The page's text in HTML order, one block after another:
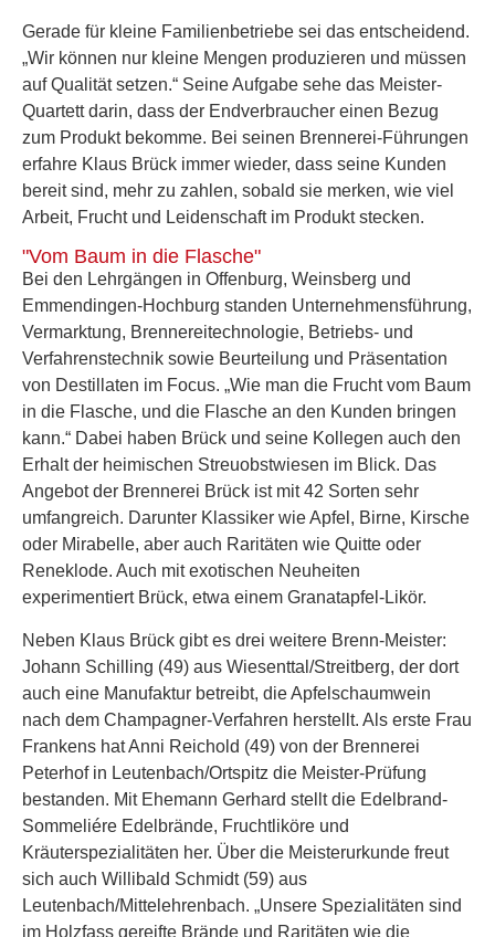
Gerade für kleine Familienbetriebe sei das entscheidend.
„Wir können nur kleine Mengen produzieren und müssen
auf Qualität setzen.“ Seine Aufgabe sehe das Meister-
Quartett darin, dass der Endverbraucher einen Bezug
zum Produkt bekomme. Bei seinen Brennerei-Führungen
erfahre Klaus Brück immer wieder, dass seine Kunden
bereit sind, mehr zu zahlen, sobald sie merken, wie viel
Arbeit, Frucht und Leidenschaft im Produkt stecken.
"Vom Baum in die Flasche"
Bei den Lehrgängen in Offenburg, Weinsberg und
Emmendingen-Hochburg standen Unternehmensführung,
Vermarktung, Brennereitechnologie, Betriebs- und
Verfahrenstechnik sowie Beurteilung und Präsentation
von Destillaten im Focus. „Wie man die Frucht vom Baum
in die Flasche, und die Flasche an den Kunden bringen
kann.“ Dabei haben Brück und seine Kollegen auch den
Erhalt der heimischen Streuobstwiesen im Blick. Das
Angebot der Brennerei Brück ist mit 42 Sorten sehr
umfangreich. Darunter Klassiker wie Apfel, Birne, Kirsche
oder Mirabelle, aber auch Raritäten wie Quitte oder
Reneklode. Auch mit exotischen Neuheiten
experimentiert Brück, etwa einem Granatapfel-Likör.
Neben Klaus Brück gibt es drei weitere Brenn-Meister:
Johann Schilling (49) aus Wiesenttal/Streitberg, der dort
auch eine Manufaktur betreibt, die Apfelschaumwein
nach dem Champagner-Verfahren herstellt. Als erste Frau
Frankens hat Anni Reichold (49) von der Brennerei
Peterhof in Leutenbach/Ortspitz die Meister-Prüfung
bestanden. Mit Ehemann Gerhard stellt die Edelbrand-
Sommeliére Edelbrände, Fruchtliköre und
Kräuterspezialitäten her. Über die Meisterurkunde freut
sich auch Willibald Schmidt (59) aus
Leutenbach/Mittelehrenbach. „Unsere Spezialitäten sind
im Holzfass gereifte Brände und Raritäten wie die